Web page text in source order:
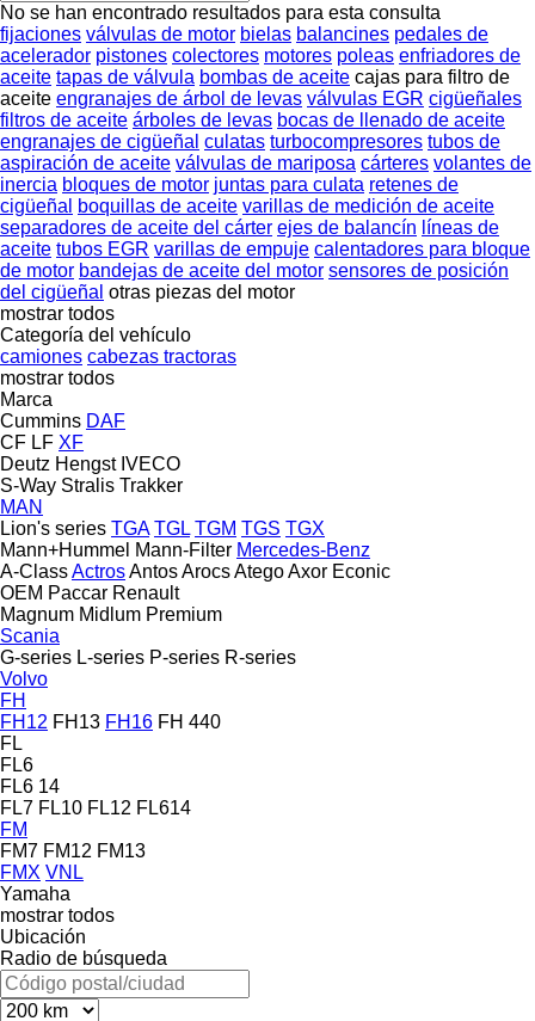
No se han encontrado resultados para esta consulta
fijaciones válvulas de motor bielas balancines pedales de
acelerador pistones colectores motores poleas enfriadores de
aceite tapas de válvula bombas de aceite cajas para filtro de
aceite engranajes de árbol de levas válvulas EGR cigüeñales
filtros de aceite árboles de levas bocas de llenado de aceite
engranajes de cigüeñal culatas turbocompresores tubos de
aspiración de aceite válvulas de mariposa cárteres volantes de
inercia bloques de motor juntas para culata retenes de
cigüeñal
boquillas de aceite varillas de medición de aceite
separadores de aceite del cárter ejes de balancín líneas de
aceite tubos EGR varillas de empuje calentadores para bloque
de motor bandejas de aceite del motor sensores de posición
del cigüeñal otras piezas del motor
mostrar todos
Categoría del vehículo
camiones cabezas tractoras
mostrar todos
Marca
Cummins DAF
CF LF XF
Deutz Hengst IVECO
S-Way Stralis Trakker
MAN
Lion's series TGA TGL TGM TGS TGX
Mann+Hummel Mann-Filter Mercedes-Benz
A-ClassActrosAntosArocsAtegoAxor Econic
OEM Paccar Renault
Magnum Midlum Premium
Scania
G-series L-series P-series R-series
Volvo
FH
FH12 FH13 FH16 FH 440
FL
FL6
FL6 14
FL7 FL10 FL12 FL614
FM
FM7 FM12 FM13
FMX VNL
Yamaha
mostrar todos
Ubicación
Radio de búsqueda